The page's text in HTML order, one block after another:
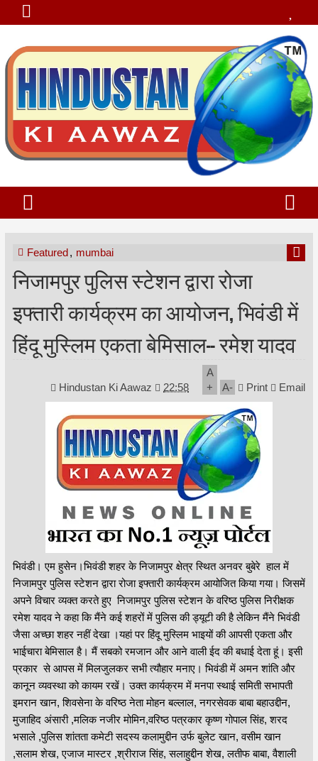
Featured, mumbai
निजामपुर पुलिस स्टेशन द्वारा रोजा
इफ्तारी कार्यक्रम का आयोजन, भिवंडी में
हिंदू मुस्लिम एकता बेमिसाल-- रमेश यादव
Hindustan Ki Aawaz 22:58
A
+
A- Print Email
भिवंडी। एम हुसेन।भिवंडी शहर के निजामपुर क्षेत्र स्थित अनवर बुबेरे हाल में
निजामपुर पुलिस स्टेशन द्वारा रोजा इफ्तारी कार्यक्रम आयोजित किया गया। जिसमें
अपने विचार व्यक्त करते हुए निजामपुर पुलिस स्टेशन के वरिष्ठ पुलिस निरीक्षक
रमेश यादव ने कहा कि मैंने कई शहरों में पुलिस की ड्यूटी की है लेकिन मैंने भिवंडी
जैसा अच्छा शहर नहीं देखा ।यहां पर हिंदू मुस्लिम भाइयों की आपसी एकता और
भाईचारा बेमिसाल है। मैं सबको रमजान और आने वाली ईद की बधाई देता हूं। इसी
प्रकार से आपस में मिलजुलकर सभी त्यौहार मनाए। भिवंडी में अमन शांति और
कानून व्यवस्था को कायम रखें। उक्त कार्यक्रम में मनपा स्थाई समिती सभापती
इमरान खान, शिवसेना के वरिष्ठ नेता मोहन बल्लाल, नगरसेवक बाबा बहाउद्दीन,
मुजाहिद अंसारी ,मलिक नजीर मोमिन,वरिष्ठ पत्रकार कृष्ण गोपाल सिंह, शरद
भसाले ,पुलिस शांतता कमेटी सदस्य कलामुद्दीन उर्फ बुलेट खान, वसीम खान
,सलाम शेख, एजाज मास्टर ,श्रीराज सिंह, सलाहुद्दीन शेख, लतीफ बाबा, वैशाली